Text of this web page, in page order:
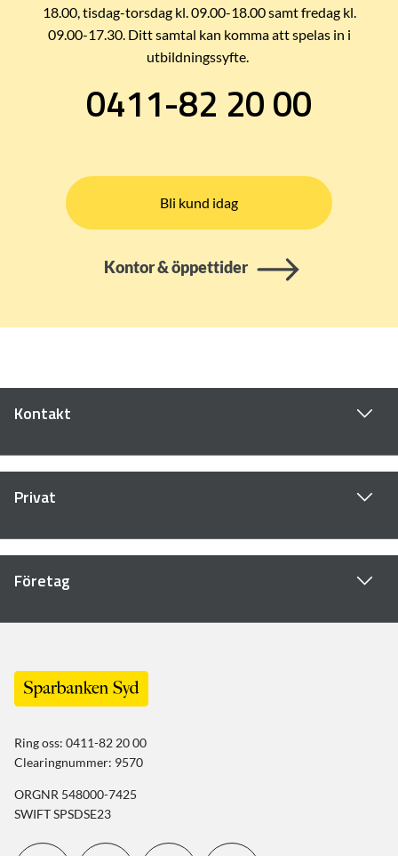
18.00, tisdag-torsdag kl. 09.00-18.00 samt fredag kl.
09.00-17.30. Ditt samtal kan komma att spelas in i
utbildningssyfte.
0411-82 20 00
Bli kund idag
Kontor & öppettider
Kontakt
Privat
Företag
Ring oss: 0411-82 20 00
Clearingnummer: 9570
ORGNR 548000-7425
SWIFT SPSDSE23